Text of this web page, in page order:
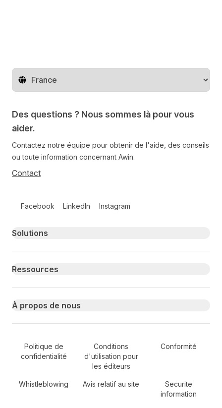
Changer de pays
Des questions ? Nous sommes là pour vous
aider.
Contactez notre équipe pour obtenir de l'aide, des conseils
ou toute information concernant Awin.
Contact
Facebook LinkedIn Instagram
Primary footer navigation
Solutions
Ressources
À propos de nous
Secondary Footer Navigation
Politique de
confidentialité
Conditions
d'utilisation pour
les éditeurs
Conformité
Whistleblowing Avis relatif au site
Securite
information